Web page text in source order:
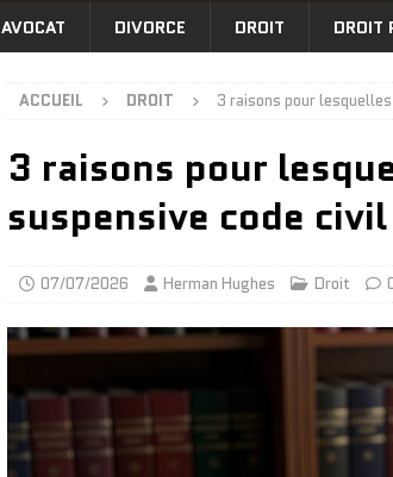
AVOCAT DIVORCE DROIT DROIT
ACCUEIL DROIT 3 raisons pour
3 raisons pour
suspensive code
07/07/2026 Herman Hughes Droit